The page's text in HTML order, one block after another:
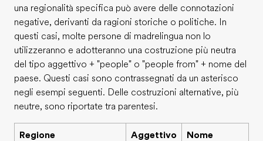
una regionalità specifica può avere delle connotazioni
negative, derivanti da ragioni storiche o politiche. In
questi casi, molte persone di madrelingua non lo
utilizzeranno e adotteranno una costruzione più neutra
del tipo aggettivo + "people" o "people from" + nome del
paese. Questi casi sono contrassegnati da un asterisco
negli esempi seguenti. Delle costruzioni alternative, più
neutre, sono riportate tra parentesi.
Regione
Aggettivo Nome